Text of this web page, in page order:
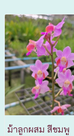
ม้าลูกผสม สีชมพู